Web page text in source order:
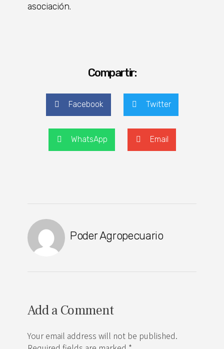
asociación.
Compartir:
Facebook Twitter
WhatsApp Email
Poder Agropecuario
Add a Comment
Your email address will not be published.